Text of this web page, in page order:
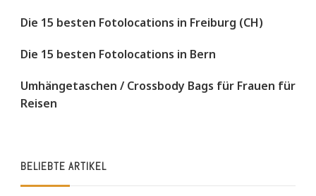
Die 15 besten Fotolocations in Freiburg (CH)
Die 15 besten Fotolocations in Bern
Umhängetaschen / Crossbody Bags für Frauen für
Reisen
BELIEBTE ARTIKEL